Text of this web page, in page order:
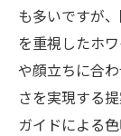
も多いですが
を重視したホ
や顔立ちに合
さを実現する
ガイドによる